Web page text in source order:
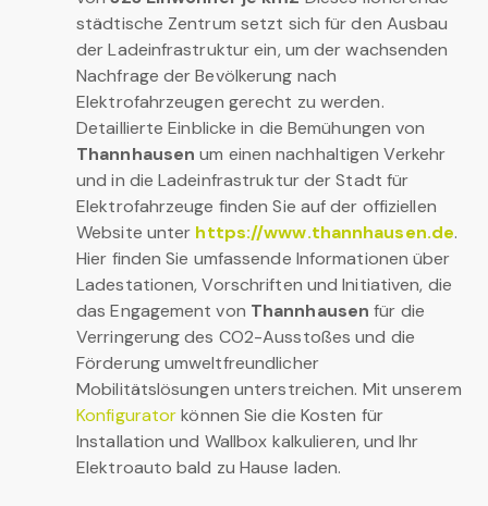
städtische Zentrum setzt sich für den Ausbau
der Ladeinfrastruktur ein, um der wachsenden
Nachfrage der Bevölkerung nach
Elektrofahrzeugen gerecht zu werden.
Detaillierte Einblicke in die Bemühungen von
Thannhausen um einen nachhaltigen Verkehr
und in die Ladeinfrastruktur der Stadt für
Elektrofahrzeuge finden Sie auf der offiziellen
Website unter https://www.thannhausen.de.
Hier finden Sie umfassende Informationen über
Ladestationen, Vorschriften und Initiativen, die
das Engagement von Thannhausen für die
Verringerung des CO2-Ausstoßes und die
Förderung umweltfreundlicher
Mobilitätslösungen unterstreichen. Mit unserem
Konfiguratorkönnen Sie die Kosten für
Installation und Wallbox kalkulieren, und Ihr
Elektroauto bald zu Hause laden.